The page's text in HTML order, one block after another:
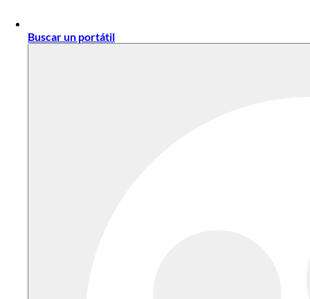
Buscar un portátil